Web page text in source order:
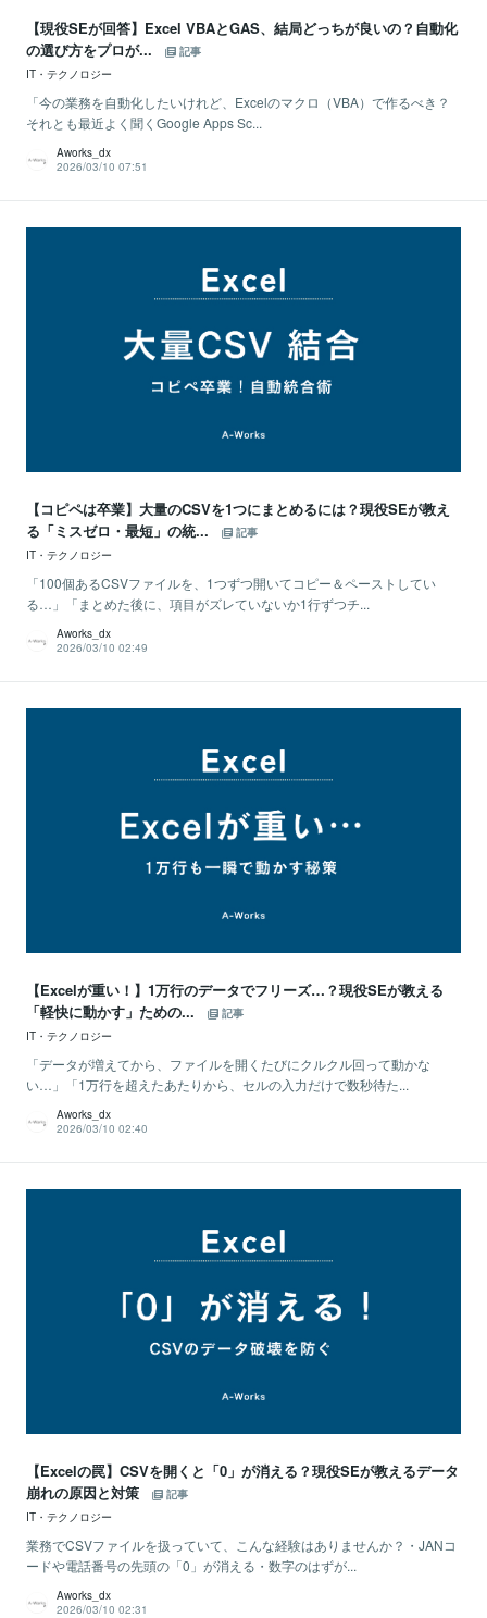
【現役SEが回答】Excel VBAとGAS、結局どっちが良いの？自動化
の選び方をプロが...
記事
IT・テクノロジー
「今の業務を自動化したいけれど、Excelのマクロ（VBA）で作るべき？
それとも最近よく聞くGoogle Apps Sc...
Aworks_dx
2026/03/10 07:51
【コピペは卒業】大量のCSVを1つにまとめるには？現役SEが教え
る「ミスゼロ・最短」の統...
記事
IT・テクノロジー
「100個あるCSVファイルを、1つずつ開いてコピー＆ペーストしてい
る…」「まとめた後に、項目がズレていないか1行ずつチ...
Aworks_dx
2026/03/10 02:49
【Excelが重い！】1万行のデータでフリーズ…？現役SEが教える
「軽快に動かす」ための...
記事
IT・テクノロジー
「データが増えてから、ファイルを開くたびにクルクル回って動かな
い…」「1万行を超えたあたりから、セルの入力だけで数秒待た...
Aworks_dx
2026/03/10 02:40
【Excelの罠】CSVを開くと「0」が消える？現役SEが教えるデータ
崩れの原因と対策
記事
IT・テクノロジー
業務でCSVファイルを扱っていて、こんな経験はありませんか？・JANコ
ードや電話番号の先頭の「0」が消える・数字のはずが...
Aworks_dx
2026/03/10 02:31